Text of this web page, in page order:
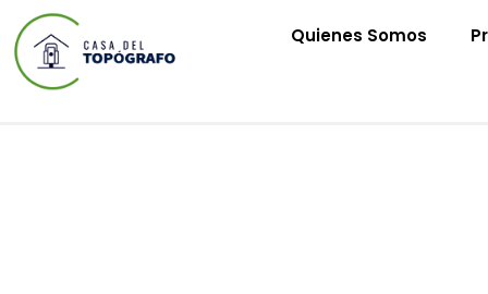
Quienes Somos